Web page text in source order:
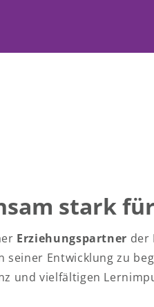
stark
Erziehungspartner der
seiner Entwicklung zu
und vielfältigen